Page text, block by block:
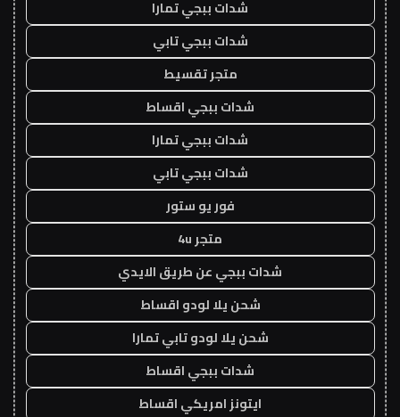
شدات ببجي تمارا
شدات ببجي تابي
متجر تقسيط
شدات ببجي اقساط
شدات ببجي تمارا
شدات ببجي تابي
فور يو ستور
متجر 4u
شدات ببجي عن طريق الايدي
شحن يلا لودو اقساط
شحن يلا لودو تابي تمارا
شدات ببجي اقساط
ايتونز امريكي اقساط